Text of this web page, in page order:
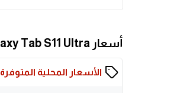
أسعار Samsung Galaxy Tab S11 Ultra التفصيلية
الأسعار المحلية المتوفرة